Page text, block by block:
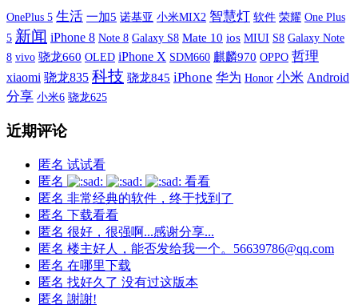
OnePlus 5 生活 一加5 诺基亚 小米MIX2 智慧灯 软件 荣耀 One Plus
5 新闻 iPhone 8 Note 8 Galaxy S8 Mate 10 ios MIUI S8 Galaxy Note
8 vivo 骁龙660 OLED iPhone X SDM660 麒麟970 OPPO 哲理
xiaomi 骁龙835 科技 骁龙845 iPhone 华为 Honor 小米 Android
分享 小米6 骁龙625
近期评论
匿名 试试看
匿名
看看
匿名 非常经典的软件，终于找到了
匿名 下载看看
匿名 很好，很强啊...感谢分享...
匿名 楼主好人，能否发给我一个。56639786@qq.com
匿名 在哪里下载
匿名 找好久了 没有过这版本
匿名 謝謝!